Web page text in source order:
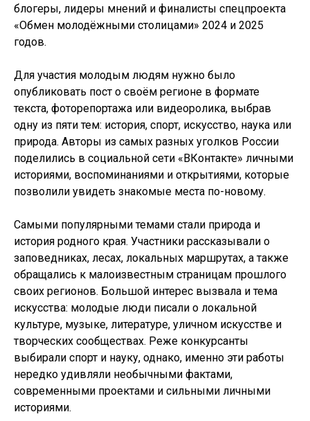
блогеры, лидеры мнений и финалисты спецпроекта
«Обмен молодёжными столицами» 2024 и 2025
годов.
Для участия молодым людям нужно было
опубликовать пост о своём регионе в формате
текста, фоторепортажа или видеоролика, выбрав
одну из пяти тем: история, спорт, искусство, наука или
природа. Авторы из самых разных уголков России
поделились в социальной сети «ВКонтакте» личными
историями, воспоминаниями и открытиями, которые
позволили увидеть знакомые места по-новому.
Самыми популярными темами стали природа и
история родного края. Участники рассказывали о
заповедниках, лесах, локальных маршрутах, а также
обращались к малоизвестным страницам прошлого
своих регионов. Большой интерес вызвала и тема
искусства: молодые люди писали о локальной
культуре, музыке, литературе, уличном искусстве и
творческих сообществах. Реже конкурсанты
выбирали спорт и науку, однако, именно эти работы
нередко удивляли необычными фактами,
современными проектами и сильными личными
историями.